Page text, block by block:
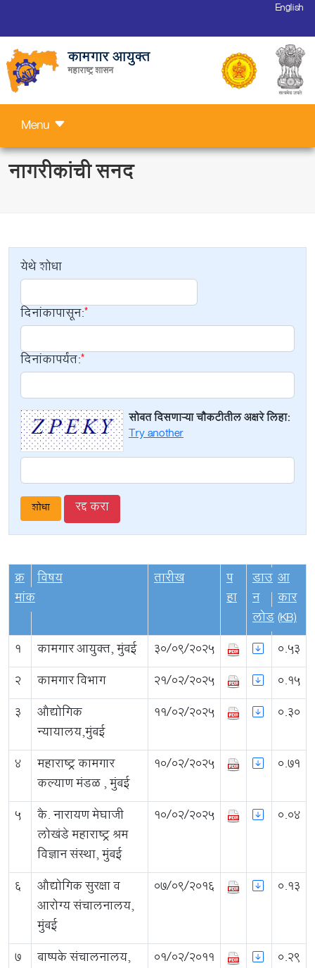
English
कामगार आयुक्त
महाराष्ट्र शासन
Menu
नागरीकांची सनद
येथे शोधा
दिनांकापासून:
दिनांकापर्यंत:
सोबत दिसणाऱ्या चौकटीतील अक्षरे लिहा:
Try another
रद्द करा
क्र
मांक
विषय तारीख
प
हा
डाउ
न
लोड
आ
कार
(KB)
1
कामगार आयुक्त, मुंबई 30/09/2025
0.53
2
कामगार विभाग 21/02/2025
0.15
3
औद्योगिक
न्यायालय,मुंबई
11/02/2025 0.30
4
महाराष्ट्र कामगार
कल्याण मंडळ , मुंबई
10/02/2025 0.71
5
कै. नारायण मेघाजी
लोखंडे महाराष्ट्र श्रम
विज्ञान संस्था, मुंबई
10/02/2025 0.04
6
औद्योगिक सुरक्षा व
आरोग्य संचालनालय,
मुंबई
07/09/2016 0.13
7
बाष्पके संचालनालय,
01/02/2011 0.29